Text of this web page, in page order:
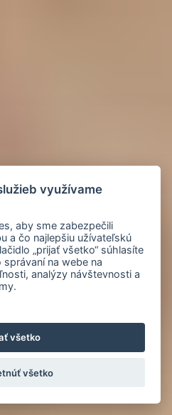
využívame
aby sme zabezpečili
a čo najlepšiu užívateľskú
„prijať všetko“ súhlasíte
na webe na
analýzy návštevnosti a
všetko
všetko